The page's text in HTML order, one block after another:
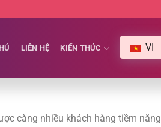
LIÊN HỆ KIẾN THỨC VI
càng nhiều khách hàng tiềm năng